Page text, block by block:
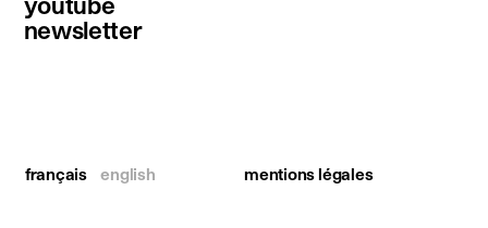
newsletter
français english mentions légales